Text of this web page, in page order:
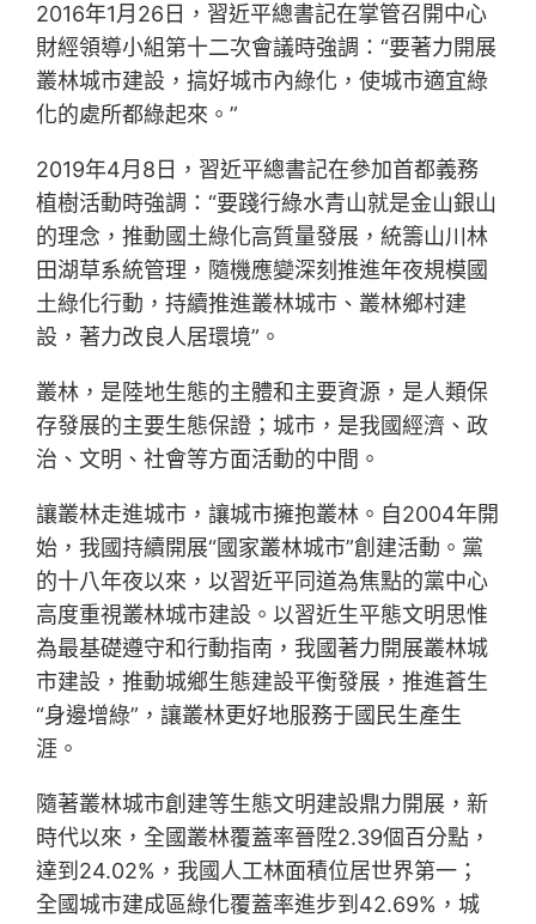
2016年1月26日，習近平總書記在掌管召開中心
財經領導小組第十二次會議時強調：“要著力開展
叢林城市建設，搞好城市內綠化，使城市適宜綠
化的處所都綠起來。”
2019年4月8日，習近平總書記在參加首都義務
植樹活動時強調：“要踐行綠水青山就是金山銀山
的理念，推動國土綠化高質量發展，統籌山川林
田湖草系統管理，隨機應變深刻推進年夜規模國
土綠化行動，持續推進叢林城市、叢林鄉村建
設，著力改良人居環境”。
叢林，是陸地生態的主體和主要資源，是人類保
存發展的主要生態保證；城市，是我國經濟、政
治、文明、社會等方面活動的中間。
讓叢林走進城市，讓城市擁抱叢林。自2004年開
始，我國持續開展“國家叢林城市”創建活動。黨
的十八年夜以來，以習近平同道為焦點的黨中心
高度重視叢林城市建設。以習近生平態文明思惟
為最基礎遵守和行動指南，我國著力開展叢林城
市建設，推動城鄉生態建設平衡發展，推進蒼生
“身邊增綠”，讓叢林更好地服務于國民生產生
涯。
隨著叢林城市創建等生態文明建設鼎力開展，新
時代以來，全國叢林覆蓋率晉陞2.39個百分點，
達到24.02%，我國人工林面積位居世界第一；
全國城市建成區綠化覆蓋率進步到42.69%，城